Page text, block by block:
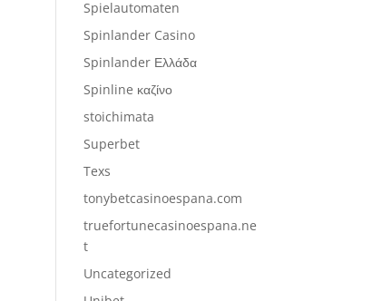
Spielautomaten
Spinlander Casino
Spinlander Ελλάδα
Spinline καζίνο
stoichimata
Superbet
Texs
tonybetcasinoespana.com
truefortunecasinoespana.ne
t
Uncategorized